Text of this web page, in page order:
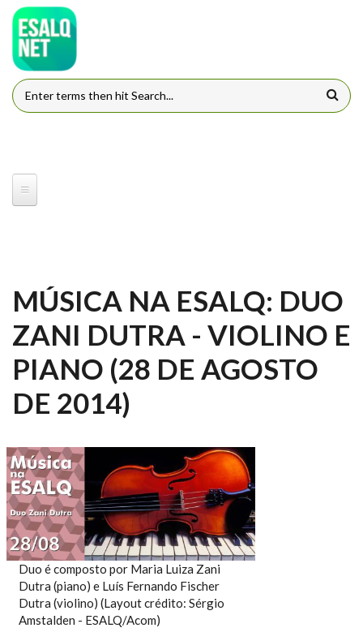
Pular para o conteúdo principal
FORMULÁRIO DE BUSCA
MÚSICA NA ESALQ: DUO
ZANI DUTRA - VIOLINO E
PIANO (28 DE AGOSTO
DE 2014)
Duo é composto por Maria Luiza Zani
Dutra (piano) e Luís Fernando Fischer
Dutra (violino) (Layout crédito: Sérgio
Amstalden - ESALQ/Acom)